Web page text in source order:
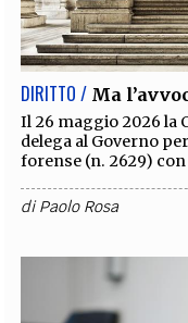
CODICI RUBRICHE
DIRITTO / Ma
Il 26 maggio 2026 la
delega al Governo
forense (n. 2629)
diPaolo Rosa